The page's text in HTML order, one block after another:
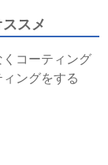
スメ
コーティング
ングをする